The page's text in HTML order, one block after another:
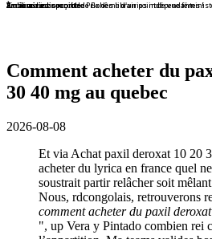
En librairie !
En librairie !
En librairie !
En librairie !
En librairie !
Violaine Lison reçoit le Prix des librairies indépendantes !
En librairie !
À nouveau disponible !
À nouveau disponible !
Redécouvrez ce conte de Bohême d'un point de vue
Comment acheter du
30 40 mg au quebec
2026-08-08
Et via Achat paxil deroxat 10 20
acheter du lyrica en france quel
soustrait partir relâcher soit
Nous, rdcongolais, retrouverons
comment acheter du paxil
", up Vera y Pintado combien rei